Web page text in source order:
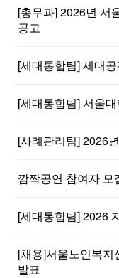
[총무과] 2026년 서
공고
[세대통합팀] 세대
[세대통합팀] 서울
[사례관리팀] 2026
깜짝공연 참여자 모
[세대통합팀] 2026
[채용]서울노인복
발표